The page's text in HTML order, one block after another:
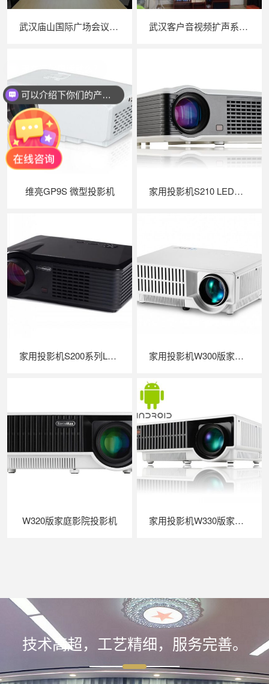
武汉庙山国际广场会议室投影机设计安装 武汉客户音视频扩声系统私家影院投影机安装效果图
维亮GP9S 微型投影机 家用投影机S210 LED家庭影院投影
家用投影机S200系列LED家庭影院投影 家用投影机W300版家庭影院投影机
W320版家庭影院投影机 家用投影机W330版家庭影院投影机
技术高超，工艺精细，服务完善。
可以介绍下你们的产品么？